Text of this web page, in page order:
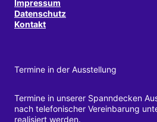
Impressum
Datenschutz
Kontakt
Termine in der Ausstellung
Termine in unserer Spanndecken
nach telefonischer Vereinbarung
realisiert werden.